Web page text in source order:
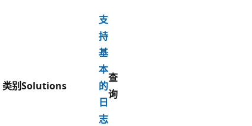
类别Solutions
支
持
基
本
的
日
志
查
询